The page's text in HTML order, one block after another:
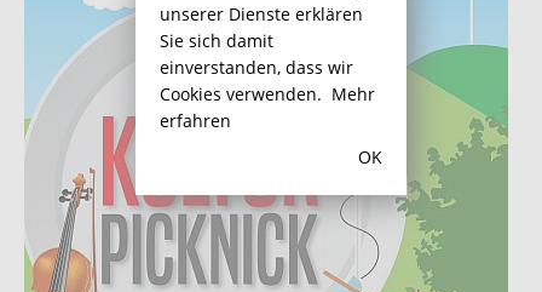
unserer Dienste erklären
Sie sich damit
einverstanden, dass wir
Cookies verwenden. Mehr
erfahren
OK